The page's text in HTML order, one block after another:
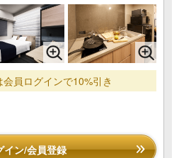
員ログインで10%引き
イン/会員登録